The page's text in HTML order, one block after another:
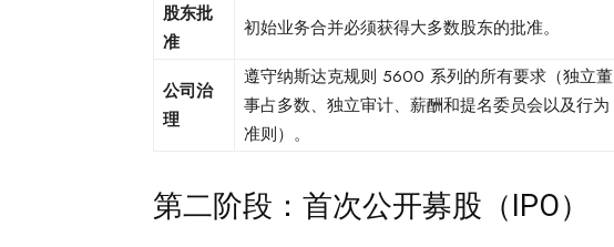
股东批
准
初始业务合并必须获得大多数股东的批准。
公司治
理
遵守纳斯达克规则 5600 系列的所有要求（独立董
事占多数、独立审计、薪酬和提名委员会以及行为
准则）。
第二阶段：首次公开募股（IPO）